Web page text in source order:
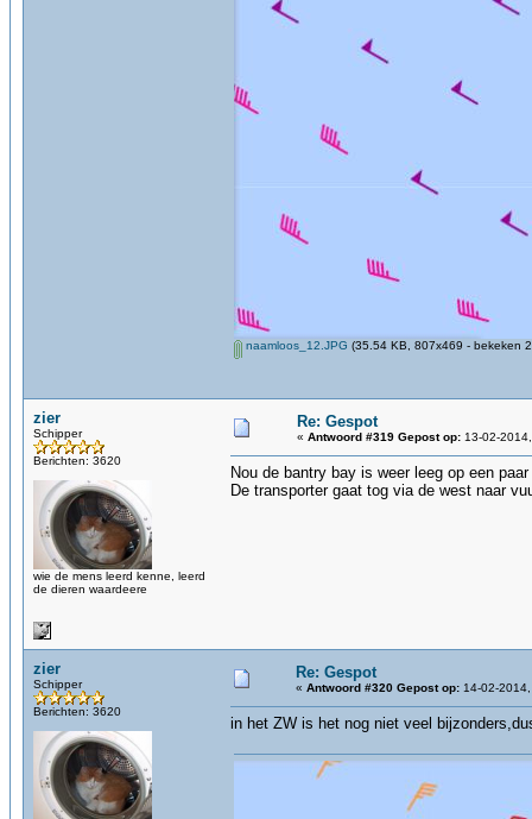
naamloos_12.JPG (35.54 KB, 807x469 - bekeken
zier
Schipper
Berichten: 3620
wie de mens leerd kenne, leerd
de dieren waardeere
Re: Gespot
« Antwoord #319 Gepost op: 13-02-
Nou de bantry bay is weer leeg op een
De transporter gaat tog via de west naar
zier
Schipper
Berichten: 3620
Re: Gespot
« Antwoord #320 Gepost op: 14-02-
in het ZW is het nog niet veel